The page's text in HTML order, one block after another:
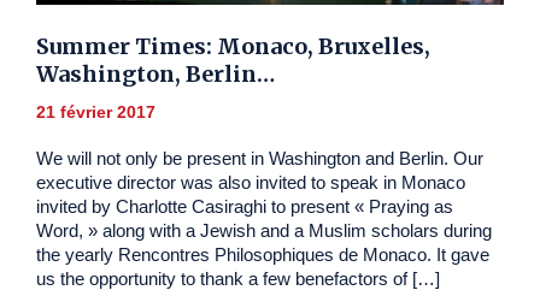
Summer Times: Monaco, Bruxelles,
Washington, Berlin…
21 février 2017
We will not only be present in Washington and Berlin. Our
executive director was also invited to speak in Monaco
invited by Charlotte Casiraghi to present « Praying as
Word, » along with a Jewish and a Muslim scholars during
the yearly Rencontres Philosophiques de Monaco. It gave
us the opportunity to thank a few benefactors of […]